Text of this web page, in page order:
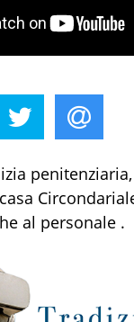
al personale .